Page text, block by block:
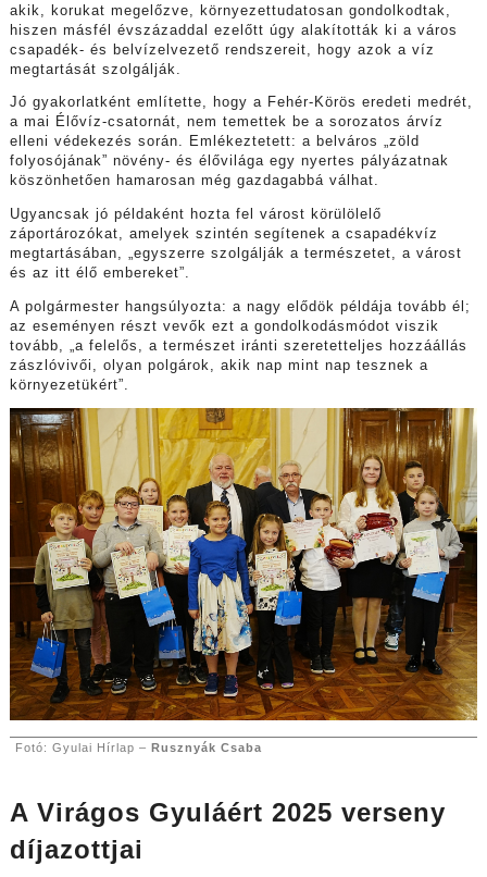
akik, korukat megelőzve, környezettudatosan gondolkodtak,
hiszen másfél évszázaddal ezelőtt úgy alakították ki a város
csapadék- és belvízelvezető rendszereit, hogy azok a víz
megtartását szolgálják.
Jó gyakorlatként említette, hogy a Fehér-Körös eredeti medrét,
a mai Élővíz-csatornát, nem temettek be a sorozatos árvíz
elleni védekezés során. Emlékeztetett: a belváros „zöld
folyosójának” növény- és élővilága egy nyertes pályázatnak
köszönhetően hamarosan még gazdagabbá válhat.
Ugyancsak jó példaként hozta fel várost körülölelő
záportározókat, amelyek szintén segítenek a csapadékvíz
megtartásában, „egyszerre szolgálják a természetet, a várost
és az itt élő embereket”.
A polgármester hangsúlyozta: a nagy elődök példája tovább él;
az eseményen részt vevők ezt a gondolkodásmódot viszik
tovább, „a felelős, a természet iránti szeretetteljes hozzáállás
zászlóvivői, olyan polgárok, akik nap mint nap tesznek a
környezetükért”.
Fotó: Gyulai Hírlap – Rusznyák Csaba
A Virágos Gyuláért 2025 verseny
díjazottjai